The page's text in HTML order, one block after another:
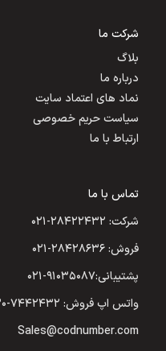
شرکت ما
بلاگ
درباره ما
نماد های اعتماد سایت
سیاست حریم خصوصی
ارتباط با ما
تماس با ما
شرکت: ۲۸۴۲۲۴۳۲-۰۲۱
فروش: ۲۸۴۲۸۶۳۶-۰۲۱
پشتیبانی:۹۱۰۳۵۰۸۷-۰۲۱
واتس اپ فروش: ۷۴۴۲۴۳۲-۰۹۳۰
Sales@codnumber.com